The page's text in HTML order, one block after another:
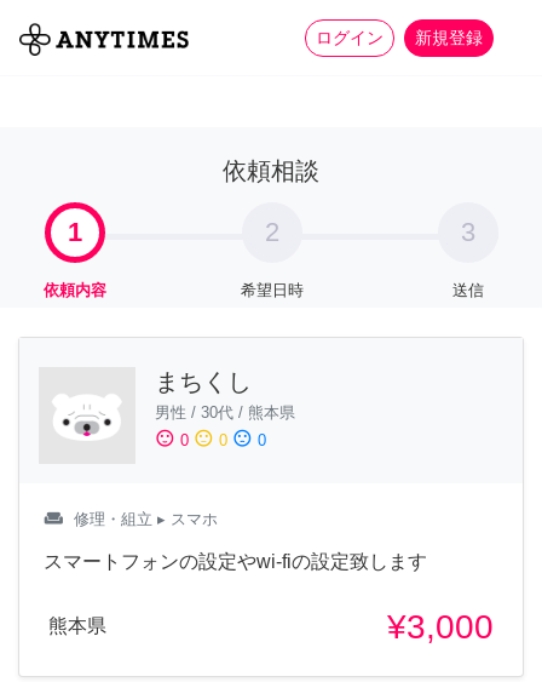
ログイン 新規登録
全て 家事 more_horiz
依頼相談
1
依頼内容
2
希望日時
3
送信
まちくし
男性 / 30代 / 熊本県
sentiment_satisfied 0 sentiment_neutral 0 sentiment_dissatisfied 0
weekend 修理・組立 ▸ スマホ
スマートフォンの設定やwi-fiの設定致します
熊本県 ¥3,000